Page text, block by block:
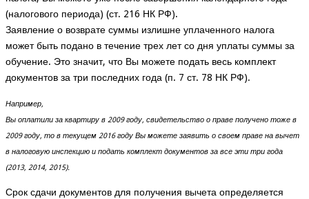
(налогового периода) (ст. 216 НК РФ).
Заявление о возврате суммы излишне уплаченного налога
может быть подано в течение трех лет со дня уплаты суммы за
обучение. Это значит, что Вы можете подать весь комплект
документов за три последних года (п. 7 ст. 78 НК РФ).
Например,
Вы оплатили за квартиру в 2009 году, свидетельство о праве получено тоже в
2009 году, то в текущем 2016 году Вы можете заявить о своем праве на вычет
в налоговую инспекцию и подать комплект документов за все эти три года
(2013, 2014, 2015).
Срок сдачи документов для получения вычета определяется